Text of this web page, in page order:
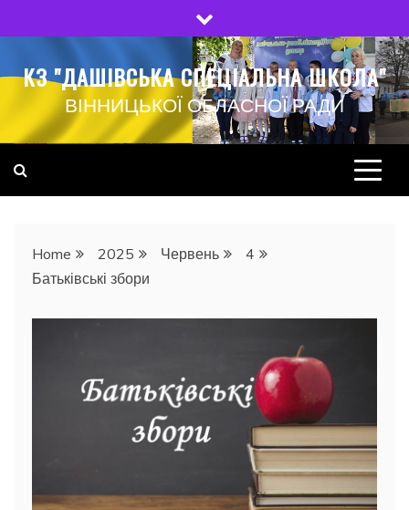
to
КЗ "ДАШІВСЬКА СПЕЦІАЛЬНА ШКОЛА"
ВІННИЦЬКОЇ ОБЛАСНОЇ РАДИ
Home 2025 Червень
4
Батьківські збори